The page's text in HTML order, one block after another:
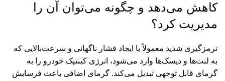
کاهش می‌دهد و چگونه می‌توان آن را
مدیریت کرد؟
ترمزگیری شدید معمولاً با ایجاد فشار ناگهانی و سرعت‌بالایی که
به لنت‌ها و دیسک‌ها وارد می‌شود، انرژی کینتیک خودرو را به
گرمای قابل توجهی تبدیل می‌کند. گرمای اضافی باعث فرسایش